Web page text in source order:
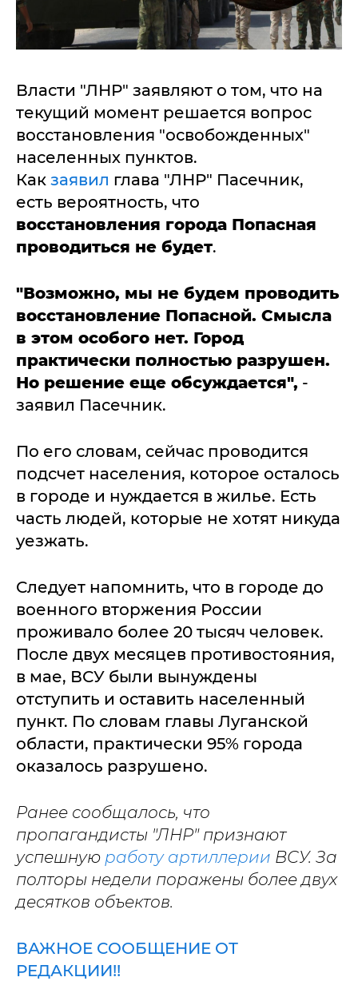
Власти "ЛНР" заявляют о том, что на
текущий момент решается вопрос
восстановления "освобожденных"
населенных пунктов.
Как заявил глава "ЛНР" Пасечник,
есть вероятность, что
восстановления города Попасная
проводиться не будет.
"Возможно, мы не будем проводить
восстановление Попасной. Смысла
в этом особого нет. Город
практически полностью разрушен.
Но решение еще обсуждается", -
заявил Пасечник.
По его словам, сейчас проводится
подсчет населения, которое осталось
в городе и нуждается в жилье. Есть
часть людей, которые не хотят никуда
уезжать.
Следует напомнить, что в городе до
военного вторжения России
проживало более 20 тысяч человек.
После двух месяцев противостояния,
в мае, ВСУ были вынуждены
отступить и оставить населенный
пункт. По словам главы Луганской
области, практически 95% города
оказалось разрушено.
Ранее сообщалось, что
пропагандисты "ЛНР" признают
успешную работу артиллерии ВСУ. За
полторы недели поражены более двух
десятков объектов.
ВАЖНОЕ СООБЩЕНИЕ ОТ
РЕДАКЦИИ!!